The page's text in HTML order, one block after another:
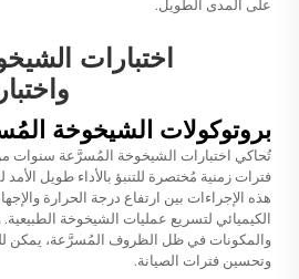
على المدى الطويل.
اختبارات
بروتوكولات الشيخوخة
تُحاكي اختبارات الشيخوخة المُسرَّعة سنوات
فترات زمنية مُختصرة للتنبؤ بالأداء طويل
هذه الإجراءات بين ارتفاع درجة الحرارة
الكيميائي لتسريع عمليات الشيخوخة الطبيعية.
والمكونات في ظل الظروف المُسرَّعة، يمكن
وتحسين فترات الصيانة.